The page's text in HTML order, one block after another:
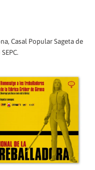
Casal Popular Sageta de